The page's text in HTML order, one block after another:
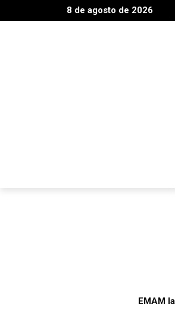
8 de agosto de 2026
EMAM